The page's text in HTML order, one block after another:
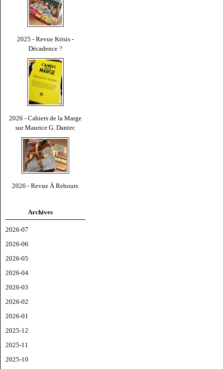
2025 - Revue Krisis -
Décadence ?
2026 - Cahiers de la Marge
sur Maurice G. Dantec
2026 - Revue À Rebours
Archives
2026-07
2026-06
2026-05
2026-04
2026-03
2026-02
2026-01
2025-12
2025-11
2025-10